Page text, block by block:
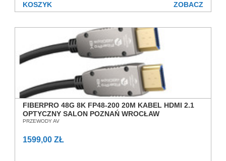
KOSZYK ZOBACZ
FIBERPRO 48G 8K FP48-200 20M KABEL HDMI 2.1
OPTYCZNY SALON POZNAŃ WROCŁAW
PRZEWODY AV
1599,00 ZŁ